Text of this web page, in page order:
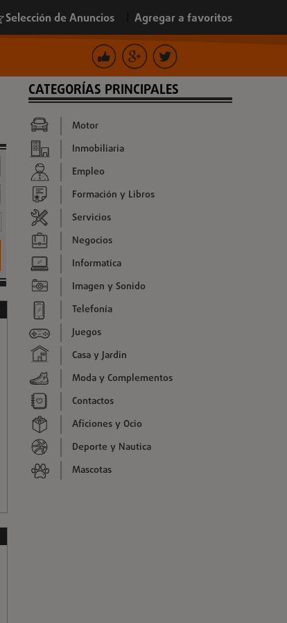
Selección de Anuncios Agregar a favoritos
CATEGORÍAS PRINCIPALES
Motor
Inmobiliaria
Empleo
Formación y Libros
Servicios
Negocios
Informatica
Imagen y Sonido
Telefonía
Juegos
Casa y Jardin
Moda y Complementos
Contactos
Aficiones y Ocio
Deporte y Nautica
Mascotas